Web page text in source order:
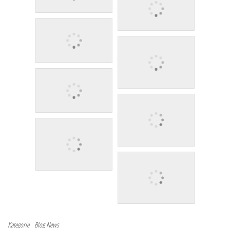
Kategorie Blog News